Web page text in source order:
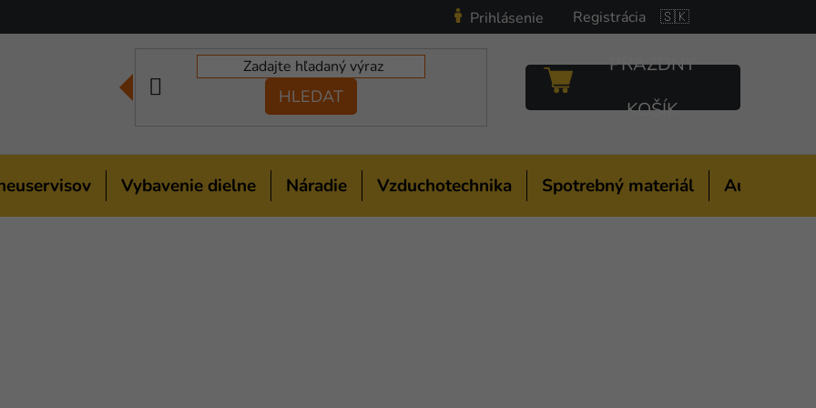
Prihlásenie Registrácia 🇸🇰
HLEDAT
NÁKUPNÝ
KOŠÍK
PRÁZDNY
KOŠÍK
Vybavenie dielne Náradie Vzduchotechnika Spotrebný materiál Auto-moto